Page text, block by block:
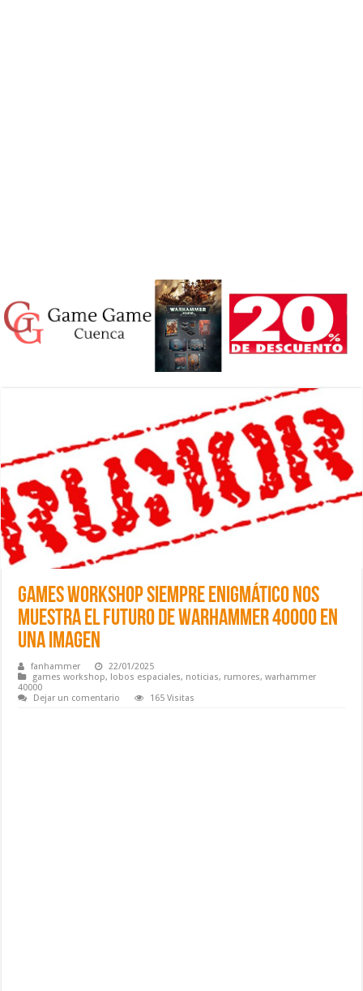
Games Workshop siempre enigmático nos
muestra el Futuro de Warhammer 40000 en
una imagen
fanhammer
22/01/2025
games workshop, lobos espaciales, noticias, rumores,warhammer
40000
Dejar un comentario
165 Visitas